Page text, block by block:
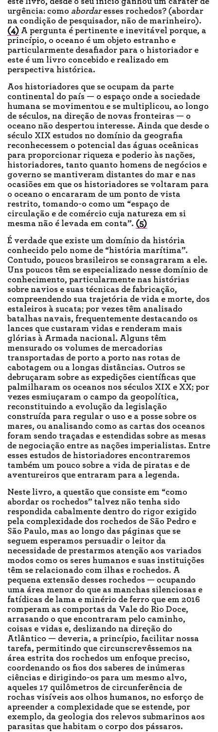
urgência: como abordaresses rochedos? (abordar
na condição de pesquisador, não de marinheiro).
(4) A pergunta é pertinente e inevitável porque, a
princípio, o oceano é um objeto estranho e
particularmente desafiador para o historiador e
este é um livro concebido e realizado em
perspectiva histórica.
Aos historiadores que se ocupam da parte
continental do país — o espaço onde a sociedade
humana se movimentou e se multiplicou, ao longo
de séculos, na direção de novas fronteiras — o
oceano não despertou interesse. Ainda que desde o
século XIX estudos no domínio da geografia
reconhecessem o potencial das águas oceânicas
para proporcionar riqueza e poderio às nações,
historiadores, tanto quanto homens de negócios e
governo se mantiveram distantes do mar e nas
ocasiões em que os historiadores se voltaram para
o oceano o encararam de um ponto de vista
restrito, tomando-o como um “espaço de
circulação e de comércio cuja natureza em si
mesma não é levada em conta”. (5)
É verdade que existe um domínio da história
conhecido pelo nome de “história marítima”.
Contudo, poucos brasileiros se consagraram a ele.
Uns poucos têm se especializado nesse domínio de
conhecimento, particularmente nas histórias
sobre navios e suas técnicas de fabricação,
compreendendo sua trajetória de vida e morte, dos
estaleiros à sucata; por vezes têm analisado
batalhas navais, frequentemente destacando os
lances que custaram vidas e renderam mais
glórias à Armada nacional. Alguns têm
mensurado os volumes de mercadorias
transportadas de porto a porto nas rotas de
cabotagem ou a longas distâncias. Outros se
debruçaram sobre as expedições científicas que
palmilharam os oceanos nos séculos XIX e XX; por
vezes esmiuçaram o campo da geopolítica,
reconstituindo a evolução da legislação
construída para regular o uso e a posse sobre os
mares, ou analisando como as cartas dos oceanos
foram sendo traçadas e estendidas sobre as mesas
de negociação entre as nações imperialistas. Entre
esses estudos de historiadores encontraremos
também um pouco sobre a vida de piratas e de
aventureiros que entraram para a legenda.
Neste livro, a questão que consiste em “como
abordar os rochedos” talvez não tenha sido
respondida cabalmente dentro do rigor exigido
pela complexidade dos rochedos de São Pedro e
São Paulo, mas ao longo das páginas que se
seguem esperamos persuadir o leitor da
necessidade de prestarmos atenção aos variados
modos como os seres humanos e suas instituições
têm se relacionado com ilhas e rochedos. A
pequena extensão desses rochedos — ocupando
uma área menor do que as manchas silenciosas e
fatídicas de lama e minério de ferro que em 2016
romperam as comportas da Vale do Rio Doce,
arrasando o que encontraram pelo caminho,
coisas e vidas e, deslizando na direção do
Atlântico — deveria, a princípio, facilitar nossa
tarefa, permitindo que circunscrevêssemos na
área estrita dos rochedos um enfoque preciso,
coordenando os fios dos saberes de inúmeras
ciências e dirigindo-os para um mesmo alvo,
aqueles 17 quilômetros de circunferência de
rochas visíveis aos olhos humanos, no esforço de
apreender a complexidade que se estende, por
exemplo, da geologia dos relevos submarinos aos
parasitas que habitam o corpo dos pássaros.